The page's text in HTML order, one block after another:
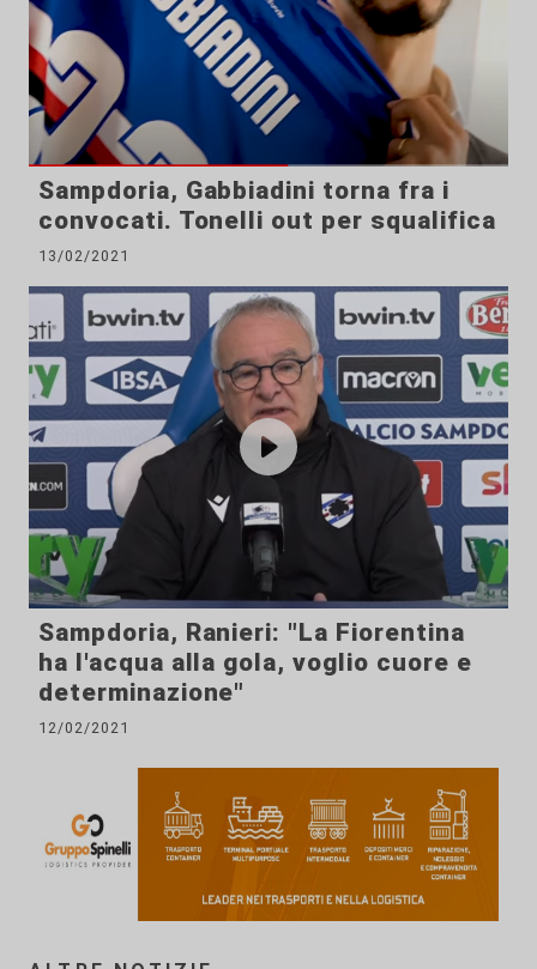
Sampdoria, Gabbiadini torna fra i
convocati. Tonelli out per squalifica
13/02/2021
Sampdoria, Ranieri: "La Fiorentina
ha l'acqua alla gola, voglio cuore e
determinazione"
12/02/2021